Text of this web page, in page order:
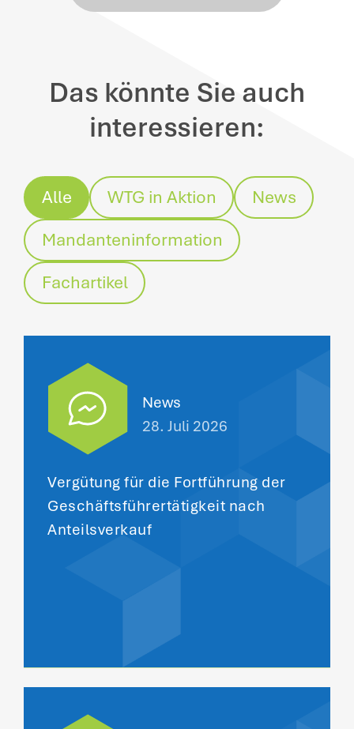
Das könnte Sie auch
interessieren:
Alle WTG in Aktion
News
Mandanteninformation
Fachartikel
News
28. Juli 2026
Vergütung für die Fortführung der
Geschäftsführertätigkeit nach
Anteilsverkauf